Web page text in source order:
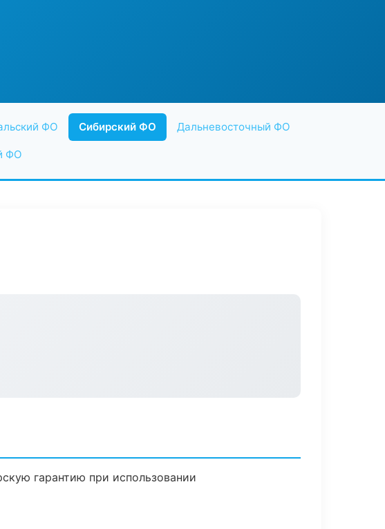
ФО Сибирский ФО Дальневосточный ФО
ФО
гарантию при использовании